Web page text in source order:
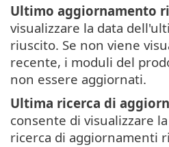
Ultimo aggiornamento
visualizzare la data
riuscito. Se non viene
recente, i moduli del
non essere aggiornati.
Ultima ricerca di
consente di visualizzare
ricerca di aggiornamenti